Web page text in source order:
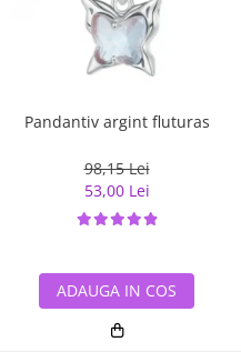
Pandantiv argint fluturas
98,15 Lei
53,00 Lei
ADAUGA IN COS